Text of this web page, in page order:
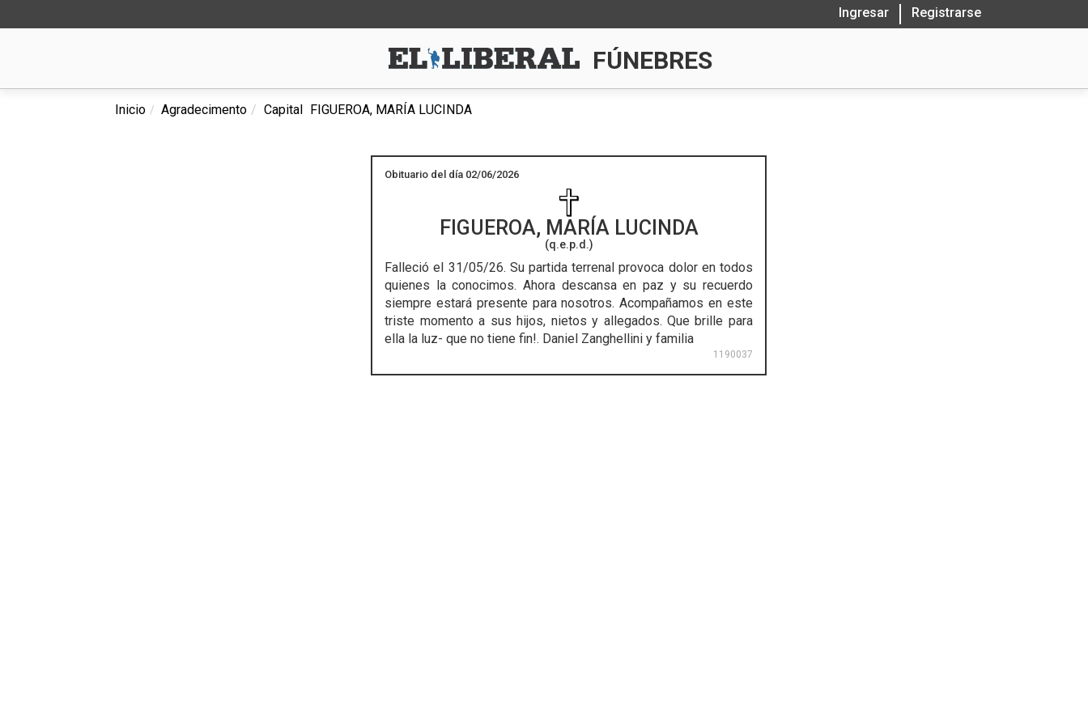
Ingresar Registrarse
FÚNEBRES
Inicio Agradecimento Capital FIGUEROA, MARÍA LUCINDA
Obituario del día 02/06/2026
FIGUEROA, MARÍA LUCINDA
(q.e.p.d.)
Falleció el 31/05/26. Su partida terrenal provoca dolor en todos
quienes la conocimos. Ahora descansa en paz y su recuerdo
siempre estará presente para nosotros. Acompañamos en este
triste momento a sus hijos, nietos y allegados. Que brille para
ella la luz- que no tiene fin!. Daniel Zanghellini y familia
1190037